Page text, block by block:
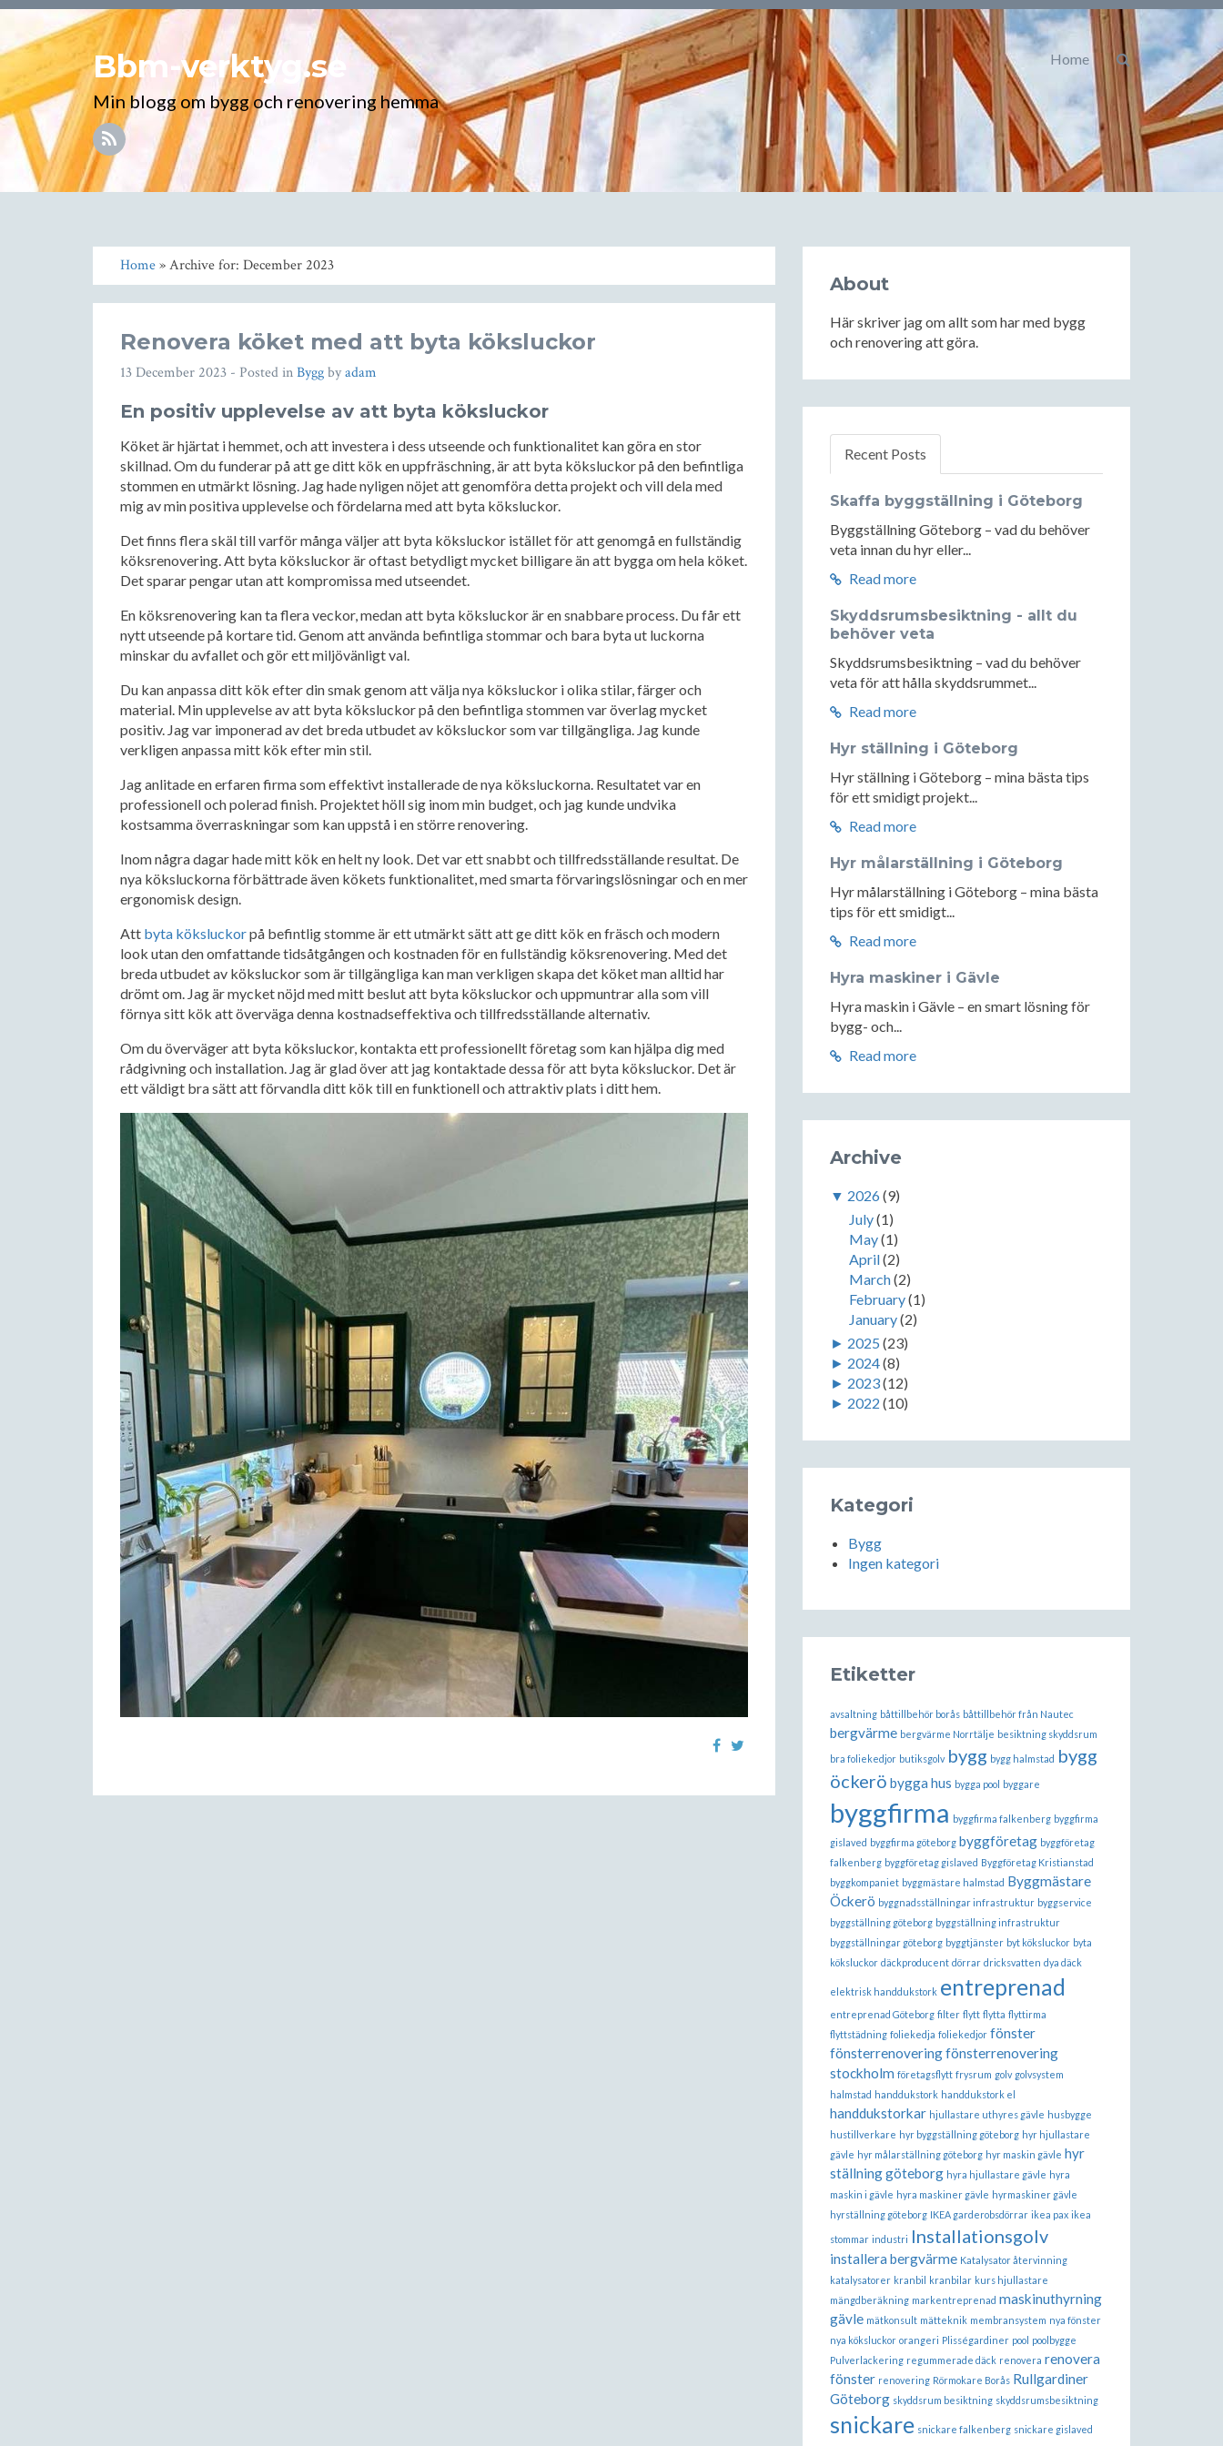
Bbm-verktyg.se
Min blogg om bygg och renovering hemma
Home
Home» Archive for: December 2023
Renovera köket med att byta köksluckor
13 December 2023 - Posted inByggbyadam
En positiv upplevelse av att byta köksluckor
Köket är hjärtat i hemmet, och att investera i dess utseende och funktionalitet kan göra en stor
skillnad. Om du funderar på att ge ditt kök en uppfräschning, är att byta köksluckor på den befintliga
stommen en utmärkt lösning. Jag hade nyligen nöjet att genomföra detta projekt och vill dela med
mig av min positiva upplevelse och fördelarna med att byta köksluckor.
Det finns flera skäl till varför många väljer att byta köksluckor istället för att genomgå en fullständig
köksrenovering. Att byta köksluckor är oftast betydligt mycket billigare än att bygga om hela köket.
Det sparar pengar utan att kompromissa med utseendet.
En köksrenovering kan ta flera veckor, medan att byta köksluckor är en snabbare process. Du får ett
nytt utseende på kortare tid. Genom att använda befintliga stommar och bara byta ut luckorna
minskar du avfallet och gör ett miljövänligt val.
Du kan anpassa ditt kök efter din smak genom att välja nya köksluckor i olika stilar, färger och
material. Min upplevelse av att byta köksluckor på den befintliga stommen var överlag mycket
positiv. Jag var imponerad av det breda utbudet av köksluckor som var tillgängliga. Jag kunde
verkligen anpassa mitt kök efter min stil.
Jag anlitade en erfaren firma som effektivt installerade de nya köksluckorna. Resultatet var en
professionell och polerad finish. Projektet höll sig inom min budget, och jag kunde undvika
kostsamma överraskningar som kan uppstå i en större renovering.
Inom några dagar hade mitt kök en helt ny look. Det var ett snabbt och tillfredsställande resultat. De
nya köksluckorna förbättrade även kökets funktionalitet, med smarta förvaringslösningar och en mer
ergonomisk design.
Att byta köksluckorpå befintlig stomme är ett utmärkt sätt att ge ditt kök en fräsch och modern
look utan den omfattande tidsåtgången och kostnaden för en fullständig köksrenovering. Med det
breda utbudet av köksluckor som är tillgängliga kan man verkligen skapa det köket man alltid har
drömt om. Jag är mycket nöjd med mitt beslut att byta köksluckor och uppmuntrar alla som vill
förnya sitt kök att överväga denna kostnadseffektiva och tillfredsställande alternativ.
Om du överväger att byta köksluckor, kontakta ett professionellt företag som kan hjälpa dig med
rådgivning och installation. Jag är glad över att jag kontaktade dessa för att byta köksluckor. Det är
ett väldigt bra sätt att förvandla ditt kök till en funktionell och attraktiv plats i ditt hem.
About
Här skriver jag om allt som har med bygg
och renovering att göra.
Recent Posts
Skaffa byggställning i Göteborg
Byggställning Göteborg – vad du behöver
veta innan du hyr eller...
Read more
Skyddsrumsbesiktning - allt du
behöver veta
Skyddsrumsbesiktning – vad du behöver
veta för att hålla skyddsrummet...
Read more
Hyr ställning i Göteborg
Hyr ställning i Göteborg – mina bästa tips
för ett smidigt projekt...
Read more
Hyr målarställning i Göteborg
Hyr målarställning i Göteborg – mina bästa
tips för ett smidigt...
Read more
Hyra maskiner i Gävle
Hyra maskin i Gävle – en smart lösning för
bygg- och...
Read more
Archive
▼ 2026(9)
July(1)
May(1)
April(2)
March(2)
February(1)
January(2)
► 2025 (23)
► 2024(8)
► 2023(12)
► 2022 (10)
Kategori
Bygg
Ingen kategori
Etiketter
avsaltning båttillbehör borås båttillbehör från Nautec
bergvärme bergvärme Norrtälje besiktning skyddsrum
bra foliekedjor butiksgolv bygg bygg halmstad bygg
öckerö bygga hus bygga pool byggare
byggfirma byggfirma falkenberg byggfirma
gislaved byggfirma göteborg byggföretag byggföretag
falkenberg byggföretag gislaved Byggföretag Kristianstad
byggkompaniet byggmästare halmstad Byggmästare
Öckerö byggnadsställningar infrastruktur byggservice
byggställning göteborg byggställning infrastruktur
byggställningar göteborg byggtjänster byt köksluckor byta
köksluckor däckproducent dörrar dricksvatten dya däck
elektrisk handdukstork entreprenad
entreprenad Göteborg filter flytt flytta flyttirma
flyttstädning foliekedja foliekedjor fönster
fönsterrenoveringfönsterrenovering
stockholm företagsflytt frysrum golv golvsystem
halmstad handdukstork handdukstork el
handdukstorkar hjullastare uthyres gävle husbygge
hustillverkare hyr byggställning göteborg hyr hjullastare
gävle hyr målarställning göteborg hyr maskin gävle hyr
ställning göteborg hyra hjullastare gävle hyra
maskin i gävle hyra maskiner gävle hyrmaskiner gävle
hyrställning göteborg IKEA garderobsdörrar ikea pax ikea
stommar industri Installationsgolv
installera bergvärme Katalysator återvinning
katalysatorer kranbil kranbilar kurs hjullastare
mängdberäkning markentreprenad maskinuthyrning
gävle mätkonsult mätteknik membransystem nya fönster
nya köksluckor orangeri Plisségardiner pool poolbygge
Pulverlackering regummerade däck renovera renovera
fönster renovering Rörmokare Borås Rullgardiner
Göteborg skyddsrum besiktning skyddsrumsbesiktning
snickare snickare falkenberg snickare gislaved